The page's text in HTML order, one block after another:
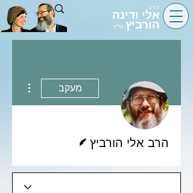
הרב
אלי ודינה
הורביץ הי״ד
מעקב
הרב אלי הורביץ